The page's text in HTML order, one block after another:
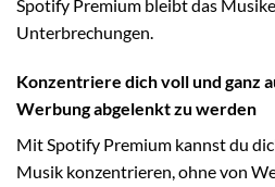
Spotify Premium bleibt das
Unterbrechungen.
Konzentriere dich voll und ganz
Werbung abgelenkt zu werden
Mit Spotify Premium kannst du
Musik konzentrieren, ohne von